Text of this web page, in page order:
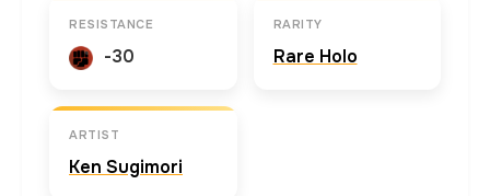
RESISTANCE
-30
RARITY
Rare Holo
ARTIST
Ken Sugimori